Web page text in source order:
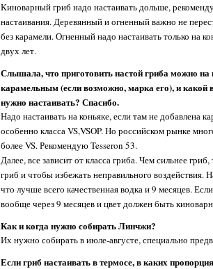
Киноварный гриб надо настаивать дольше,
настаивания. Деревянный и огненный важно не
без карамели. Огненный надо настаивать только на
двух лет.
Слышала, что приготовить настой гриба можно
карамельным (если возможно, марка его), и какой
нужно настаивать? Спасибо.
Надо настаивать на коньяке, если там не
особенно класса VS,VSOP. Но российском рынке
более VS. Рекомендую Tesseron 53.
Далее, все зависит от класса гриба. Чем сильнее
гриб и чтобы избежать неправильного
что лучше всего качественная водка и 9 месяцев.
вообще через 9 месяцев и цвет должен быть
Как и когда нужно собирать Линчжи?
Их нужно собирать в июле-августе, специально
Если гриб настаивать в термосе, в каких